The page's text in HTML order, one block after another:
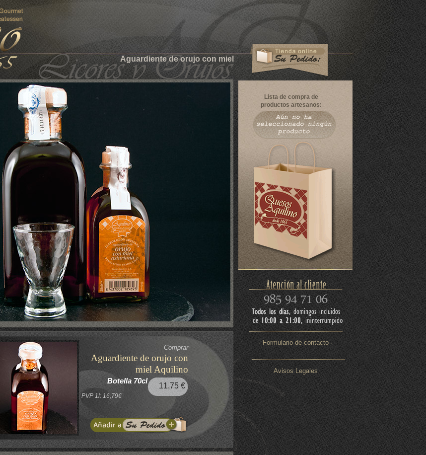
Aguardiente de orujo con miel
Comprar
Aguardiente de orujo con
miel Aquilino
Botella 70cl
11,75 €
PVP 1l: 16,79€
Lista de compra de
productos artesanos:
· Formulario de contacto ·
Avisos Legales